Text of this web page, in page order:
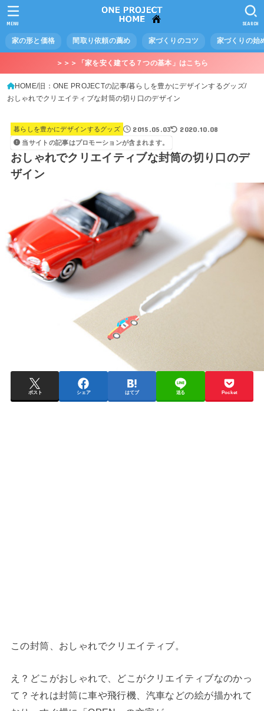
家の形と価格 間取り依頼の薦め 家づくりのコツ 家づくりの始
SEARCH
MENU
＞＞＞「家を安く建てる７つの基本」はこちら
HOME 旧：ONE PROJECTの記事 暮らしを豊かにデザインするグッズ
おしゃれでクリエイティブな封筒の切り口のデザイン
暮らしを豊かにデザインするグッズ 2015.05.03 2020.10.08
当サイトの記事はプロモーションが含まれます。
おしゃれでクリエイティブな封筒の切り口のデ
ザイン
ポスト シェア はてブ 送る Pocket
この封筒、おしゃれでクリエイティブ。
え？どこがおしゃれで、どこがクリエイティブなのかっ
て？それは封筒に車や飛行機、汽車などの絵が描かれて